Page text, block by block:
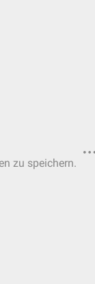
zu speichern.